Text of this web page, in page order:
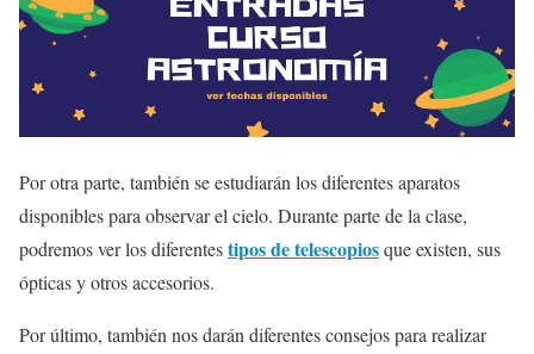
Por otra parte, también se estudiarán los diferentes aparatos
disponibles para observar el cielo. Durante parte de la clase,
podremos ver los diferentestipos de telescopiosque existen, sus
ópticas y otros accesorios.
Por último, también nos darán diferentes consejos para realizar